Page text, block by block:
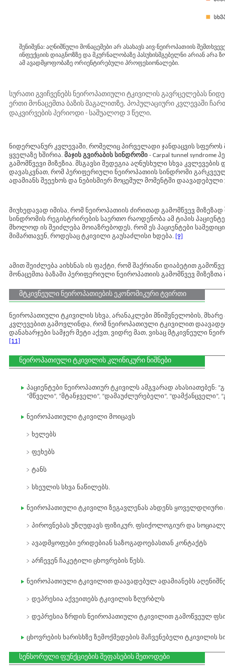
შენიშვნა: აღნიშნული მონაცემები არ ასახავს აივ-ნეიროპათიის
ინფექციის დიაგნოზზე და მკურნალობაზე პასუხისმგებელნი არიან
ამ ავადმყოფობაზე ორიენტირებული პროფესიონალები.
სურათი გვიჩვენებს ნეიროპათიული ტკივილის გავრცელებას
ერთი მონაცემთა ბაზის მაგალითზე. პოპულაციური კვლევაში
დაკვირვების პერიოდი - საშუალოდ 3 წელი.
ნიდერლანურ კვლევაში, რომელიც პირველადი ჯანდაცვის სფეროს
ყველაზე ხშირია. მაჯის გვირაბის სინდრომი - Carpal tunnel
გამომწვევი მიზეზია. მსგავსი შედეგია აღნუსხული სხვა
დავასკვნათ, რომ პერიფერიული ნეიროპათიის სინდრომი
ადამიანს შეეეხოს და ნებისმიერ მოცემულ მომენტში
მიუხედავად იმისა, რომ ნეიროპათიის ძირითად გამომწვევ მიზეზად
სინდრომის რეგისტრირების საერთო რაოდენობა ამ ტიპის
მხოლოდ ის შეიძლება მოიაზრებოდეს, რომ ეს პაციენტები
მიმართავენ, როდესაც ტკივილი გაუსაძლისი ხდება. [9]
ამით შეიძლება აიხსნას ის ფაქტი, რომ შაქრიანი დიაბეტით
მონაცემთა ბაზაში პერიფერიული ნეიროპათიის გამომწვევ
მტკივნეული ნეიროპათიების ეკონომიკური ტვირთი
ნეიროპათიული ტკივილის სხვა, არანაკლები მნიშვნელობის, მხარე
კვლევებით გამოვლინდა, რომ ნეიროპათიული ტკივილით
დანახარჯები სამჯერ მეტი აქვთ, ვიდრე მათ, ვისაც მტკივნეული
[11]
ნეიროპათიული ტკივილის კლინიკური ნიშნები
პაციენტები ნეიროპათიურ ტკივილს ამგვარად ახასიათებენ:
“მწველი”, ”მტანჯველი”, ”დამაუძლურებელი”, ”დამქანცველი”,
ნეიროპათიული ტკივილი მოიცავს
ხელებს
ფეხებს
ტანს
სხეულის სხვა ნაწილებს.
ნეიროპათიული ტკივილი ზეგავლენას ახდენს ყოველდღიური
პიროვნებას უზღუდავს ფიზიკურ, ფსიქოლოგიურ და
ავადმყოფები ერიდებიან საზოგადოებასთან კონტაქტს
არჩევენ ჩაკეტილი ცხოვრების წესს.
ნეიროპათიული ტკივილით დაავადებულ ადამიანებს
დეპრესია აქვეითებს ტკივილის ზღურბლს
დეპრესია ზრდის ნეიროპათიული ტკივილით გამოწვეულ
ცხოვრების ხარისხზე ზემოქმედების მაჩვენებელი
სენსორული ფუნქციების შეფასების მეთოდები